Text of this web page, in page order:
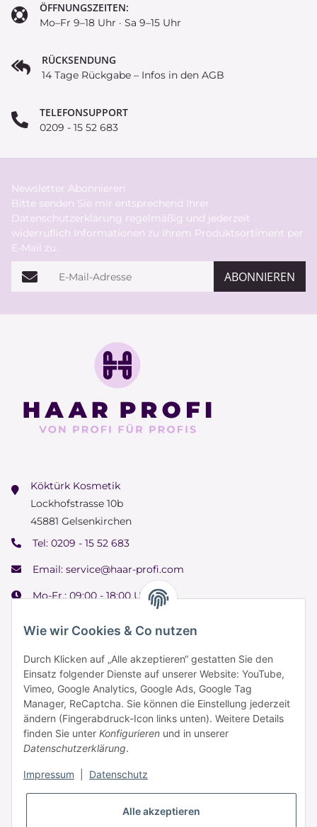
Wie wir Cookies & Co nutzen
Durch Klicken auf „Alle akzeptieren“ gestatten Sie den
Einsatz folgender Dienste auf unserer Website: YouTube,
Vimeo, Google Analytics, Google Ads, Google Tag
Manager, ReCaptcha. Sie können die Einstellung jederzeit
ändern (Fingerabdruck-Icon links unten). Weitere Details
finden Sie unter Konfigurieren und in unserer
Datenschutzerklärung.
Impressum Datenschutz
Alle akzeptieren
ÖFFNUNGSZEITEN:
Mo–Fr 9–18 Uhr · Sa 9–15 Uhr
RÜCKSENDUNG
14 Tage Rückgabe – Infos in den AGB
TELEFONSUPPORT
0209 - 15 52 683
Newsletter Abonnieren
Bitte senden Sie mir entsprechend Ihrer
Datenschutzerklärung regelmäßig und jederzeit
widerruflich Informationen zu Ihrem Produktsortiment per
E-Mail zu.
E-Mail-Adresse ABONNIEREN
Köktürk Kosmetik
Lockhofstrasse 10b
45881 Gelsenkirchen
Tel: 0209 - 15 52 683
Email: service@haar-profi.com
Mo-Fr.: 09:00 - 18:00 Uhr
Samstag: 09:00 - 15:00 Uhr
Informationen
Zahlung & Versand